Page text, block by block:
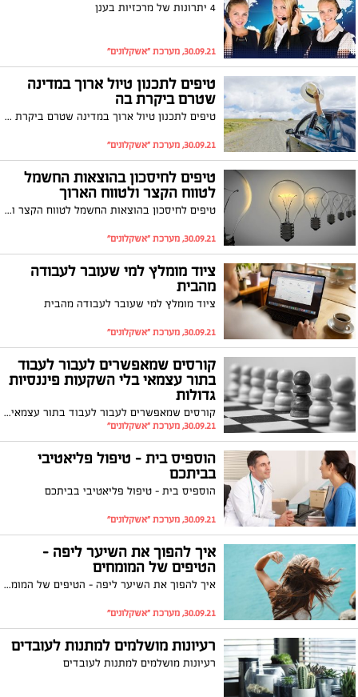
4 יתרונות של מרכזיות בענן
30.09.21, מערכת "אשקלונים"
טיפים לתכנון טיול ארוך במדינה
שטרם ביקרת בה
טיפים לתכנון טיול ארוך במדינה שטרם ביקרת בה
30.09.21, מערכת "אשקלונים"
טיפים לחיסכון בהוצאות החשמל
לטווח הקצר ולטווח הארוך
טיפים לחיסכון בהוצאות החשמל לטווח הקצר ולטווח הארוך
30.09.21, מערכת "אשקלונים"
ציוד מומלץ למי שעובר לעבודה
מהבית
ציוד מומלץ למי שעובר לעבודה מהבית
30.09.21, מערכת "אשקלונים"
קורסים שמאפשרים לעבור לעבוד
בתור עצמאי בלי השקעות פיננסיות
גדולות
קורסים שמאפשרים לעבור לעבוד בתור עצמאי בלי השקעות פיננסיות גדולות
30.09.21, מערכת "אשקלונים"
הוספיס בית – טיפול פליאטיבי
בביתכם
הוספיס בית – טיפול פליאטיבי בביתכם
30.09.21, מערכת "אשקלונים"
איך להפוך את השיער ליפה –
הטיפים של המומחים
איך להפוך את השיער ליפה – הטיפים של המומחים
30.09.21, מערכת "אשקלונים"
רעיונות מושלמים למתנות לעובדים
רעיונות מושלמים למתנות לעובדים